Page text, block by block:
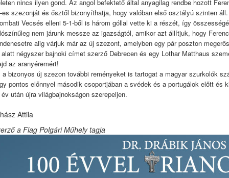
nincs ilyen gond. Az angol befektető által anyagilag rendbe hozott
szezonját és ősztől bizonyíthatja, hogy valóban első osztályú szinten
Vecsés elleni 5-1-ből is három góllal vette ki a részét, így
nem járunk messze az igazságtól, amikor azt állítjuk, hogy
alig várjuk már az új szezont, amelyben egy pár poszton
négyszer bajnoki címet szerző Debrecen és egy Lothar Matthaus
az aranyéremért!
a bizonyos új szezon további reményeket is tartogat a magyar szurkolók
pontos előnnyel második csoportjában a svédek és a portugálok előtt
után újra világbajnokságon szerepeljen.
Attila
a Flag Polgári Műhely tagja